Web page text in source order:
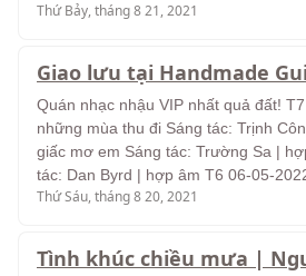
Thứ Bảy, tháng 8 21, 2021
Giao lưu tại Handmade
Quán nhạc nhậu VIP nhất quả đất!
những mùa thu đi Sáng tác: Trịnh
giấc mơ em Sáng tác: Trường Sa |
tác: Dan Byrd | hợp âm T6 06-05-
Thứ Sáu, tháng 8 20, 2021
Tình khúc chiều mưa |